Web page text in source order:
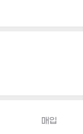
매입